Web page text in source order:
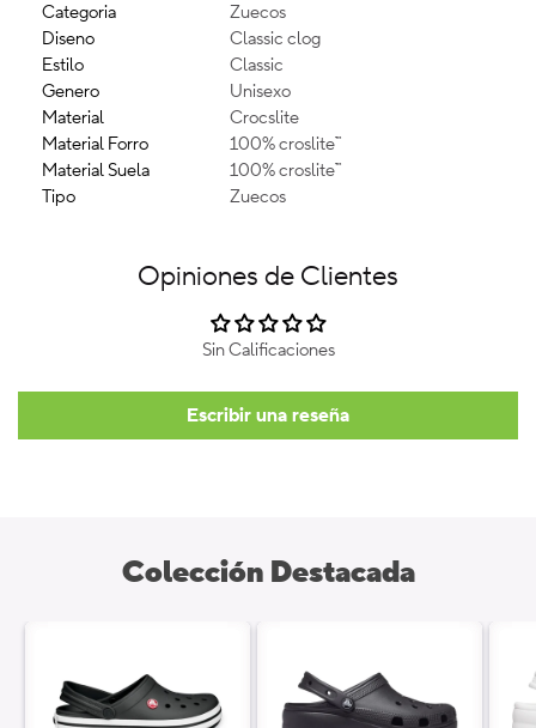
Categoria
Zuecos
Diseno
Classic clog
Estilo
Classic
Genero
Unisexo
Material
Crocslite
Material Forro
100% croslite™
Material Suela
100% croslite™
Tipo
Zuecos
Opiniones de Clientes
Sin Calificaciones
Escribir una reseña
Colección Destacada